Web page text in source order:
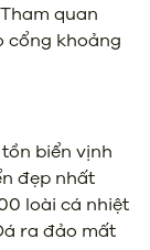
quan
cổng khoảng
biển vịnh
đẹp nhất
loài cá nhiệt
ra đảo mất